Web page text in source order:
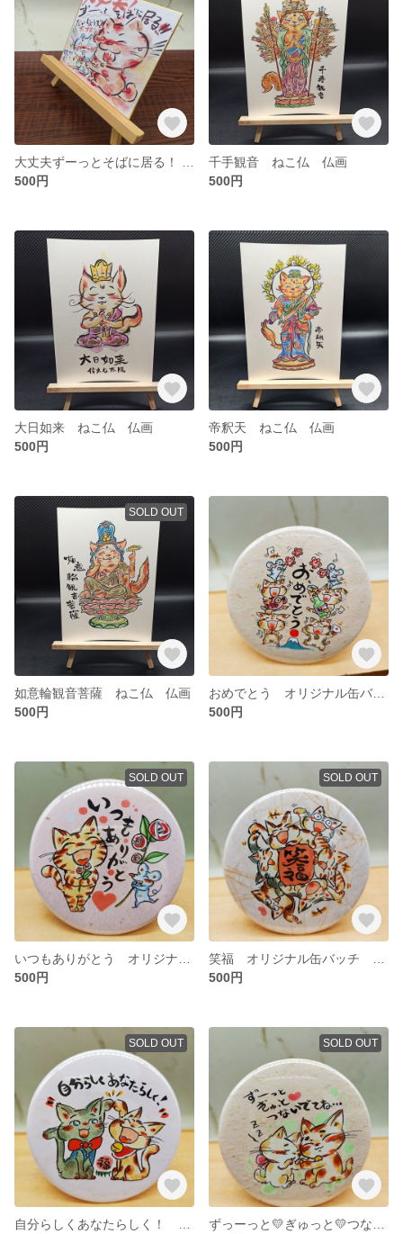
500円
千手観音 ねこ仏 仏画
500円
大日如来 ねこ仏 仏画
500円
帝釈天 ねこ仏 仏画
500円
SOLD OUT
如意輪観音菩薩 ねこ仏 仏画
500円
おめでとう オリジナル缶バッチ スタンド可能！
500円
SOLD OUT
500円
SOLD OUT
500円
SOLD OUT SOLD OUT